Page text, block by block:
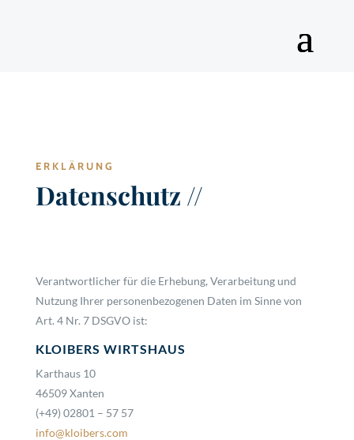
ERKLÄRUNG
Datenschutz //
Verantwortlicher für die Erhebung, Verarbeitung und
Nutzung Ihrer personenbezogenen Daten im Sinne von
Art. 4 Nr. 7 DSGVO ist:
KLOIBERS WIRTSHAUS
Karthaus 10
46509 Xanten
(+49) 02801 – 57 57
info@kloibers.com